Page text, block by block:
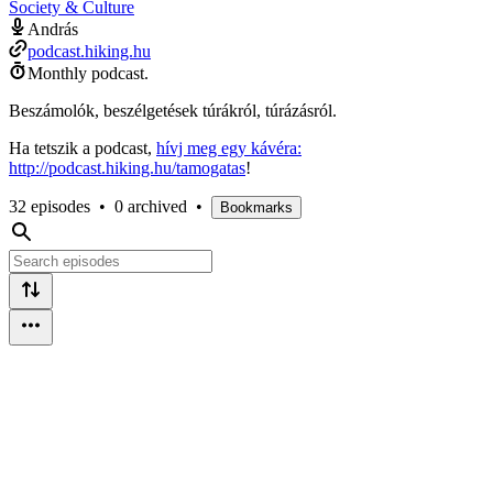
Society & Culture
András
podcast.hiking.hu
Monthly podcast.
Beszámolók, beszélgetések túrákról, túrázásról.
Ha tetszik a podcast, hívj meg egy kávéra:
http://podcast.hiking.hu/tamogatas!
32 episodes • 0 archived • Bookmarks